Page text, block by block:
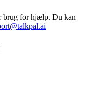
brug for hjælp. Du kan